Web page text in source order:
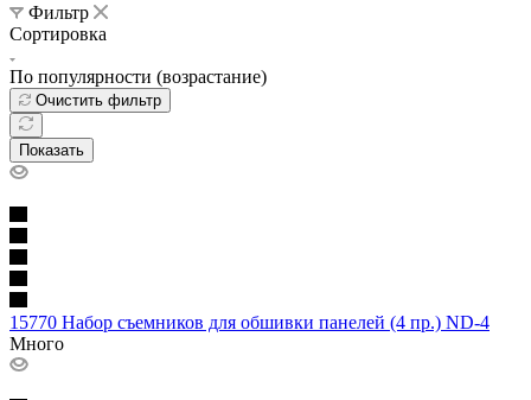
Фильтр
Сортировка
По популярности (возрастание)
Очистить фильтр
Показать
15770 Набор съемников для обшивки панелей (4 пр.) ND-4
Много